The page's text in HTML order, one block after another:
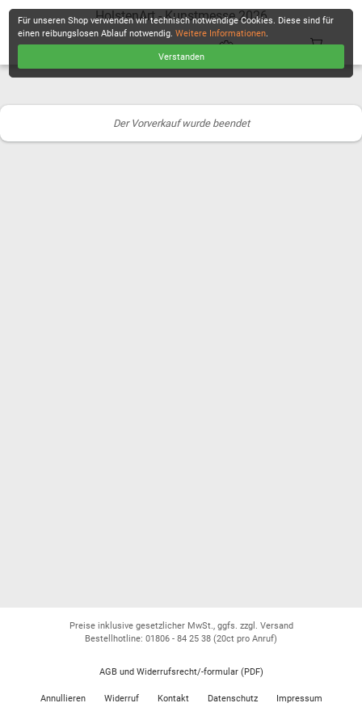
HolstenArt - Kunstmesse 2026
Der Vorverkauf wurde beendet
Für unseren Shop verwenden wir technisch notwendige Cookies. Diese sind für
einen reibungslosen Ablauf notwendig.Weitere Informationen.
Verstanden
Preise inklusive gesetzlicher MwSt., ggfs. zzgl. Versand
Bestellhotline: 01806 - 84 25 38 (20ct pro Anruf)
AGB und Widerrufsrecht/-formular (PDF)
Annullieren Widerruf Kontakt Datenschutz Impressum